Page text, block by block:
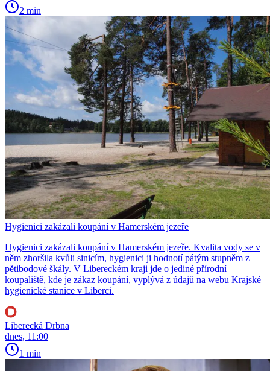
2 min
Hygienici zakázali koupání v Hamerském jezeře
Hygienici zakázali koupání v Hamerském jezeře. Kvalita vody se v
něm zhoršila kvůli sinicím, hygienici ji hodnotí pátým stupněm z
pětibodové škály. V Libereckém kraji jde o jediné přírodní
koupaliště, kde je zákaz koupání, vyplývá z údajů na webu Krajské
hygienické stanice v Liberci.
Liberecká Drbna
dnes, 11:00
1 min